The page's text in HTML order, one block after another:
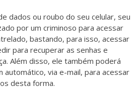
dados ou roubo do seu celular, seu
por um criminoso para acessar
bastando, para isso, acessar
para recuperar as senhas e
Além disso, ele também poderá
automático, via e-mail, para acessar
desta forma.